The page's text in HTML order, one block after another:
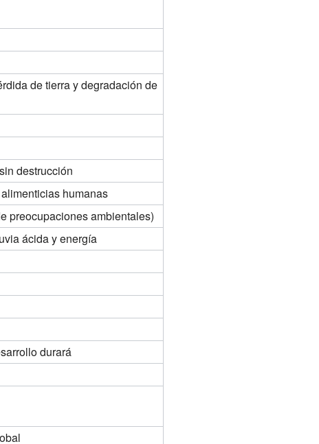
de tierra y degradación de
destrucción
humanas
preocupaciones ambientales)
ácida y energía
durará